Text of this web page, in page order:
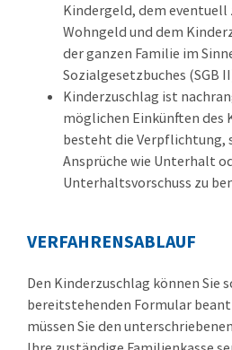
Kindergeld, dem eventuell
Wohngeld und dem
der ganzen Familie im
Sozialgesetzbuches (SGB
Kinderzuschlag ist
möglichen Einkünften des
besteht die Verpflichtung,
Ansprüche wie Unterhalt
Unterhaltsvorschuss zu
VERFAHRENSABLAUF
Den Kinderzuschlag können Sie
bereitstehenden Formular
müssen Sie den